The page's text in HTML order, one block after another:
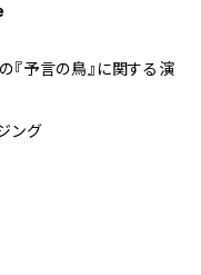
『予言の鳥』に関する演
ング